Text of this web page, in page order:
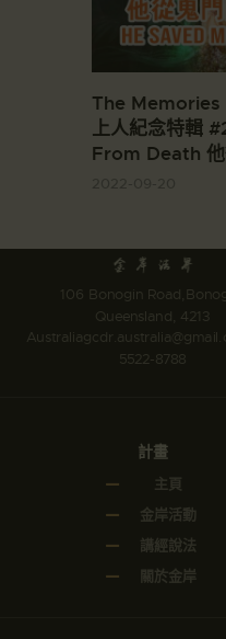
The
上人紀念特輯
From Death
106 Bonogin
Queensland, 4213
Australia
5522-8788
計畫
主頁
金岸活動
講經說法
關於金岸